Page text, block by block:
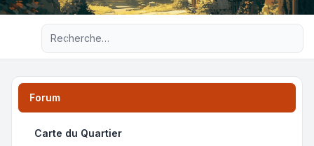
Recherche avancée
Forum
Carte du Quartier